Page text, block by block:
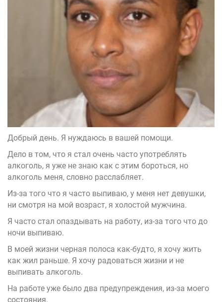
Добрый день. Я нуждаюсь в вашей помощи.
Дело в том, что я стал очень часто употреблять
алкоголь, я уже не знаю как с этим бороться, но
алкоголь меня, словно расслабляет.
Из-за того что я часто выпиваю, у меня нет девушки,
ни смотря на мой возраст, я холостой мужчина.
Я часто стал опаздывать на работу, из-за того что до
ночи выпиваю.
В моей жизни черная полоса как-будто, я хочу жить
как жил раньше. Я хочу радоваться жизни и не
выпивать алкоголь.
На работе уже было два предупреждения, из-за моего
состояния.